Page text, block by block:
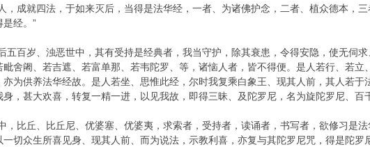
成就四法，于如来灭后，当得是法华经，一者、为诸佛护念，二者、植众德本，
经。”
百岁、浊恶世中，其有受持是经典者，我当守护，除其衰患，令得安隐，使无伺
舍阇、若吉遮、若富单那、若韦陀罗、等，诸恼人者，皆不得便。是人若行、若
为供养法华经故。是人若坐、思惟此经，尔时我复乘白象王、现其人前，其人若
，甚大欢喜，转复一精一进，以见我故，即得三昧、及陀罗尼，名为旋陀罗尼、
比丘、比丘尼、优婆塞、优婆夷，求索者，受持者，读诵者，书写者，欲修习是
切众生所喜见身、现其人前、而为说法，示教利喜，亦复与其陀罗尼咒，得是陀